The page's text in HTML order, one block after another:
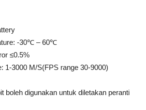
-30℃ – 60℃
≤0.5%
1-3000 M/S(FPS range 30-9000)
boleh digunakan untuk diletakan peranti